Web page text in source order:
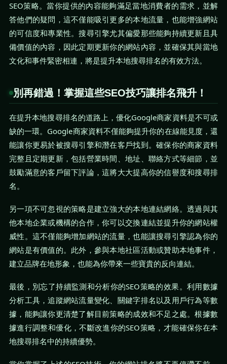
SEO策略。當你提供的內容能夠滿足當地消費者的需求，並解
答他們的疑問，這不僅能吸引更多的本地流量，也能增強網站
的可信度和專業性。搜尋引擎尤其偏愛那些能夠持續更新且具
備價值的內容，因此定期更新你的網站內容，並確保其與當地
文化和事件緊密相連，將是提升本地搜尋排名的有效方法。
別再錯過！掌握這些SEO技巧讓排名飛升！
在提升本地搜尋排名的道路上，優化Google商家資料是不可或
缺的一環。Google商家資料不僅能夠提升你的在線能見度，還
能讓你更易於被搜尋引擎和潛在客戶找到。確保你的商家資料
完整且定期更新，包括營業時間、地址、聯絡方式等細節，並
鼓勵滿意的客戶留下評論，這將大大提高你的信譽度和搜尋排
名。
另一項不可忽視的策略是建立強大的本地連結網絡。透過與其
他本地企業或機構的合作，你可以交換連結並提升你的網站權
威性。這不僅能夠增加網站的流量，也能讓搜尋引擎認為你的
網站是有價值的。此外，參與本地社區活動或贊助本地事件，
建立品牌在地形象，也能為你帶來一些寶貴的反向連結。
最後，別忘了持續監測和分析你的SEO策略的效果。利用數據
分析工具，追蹤網站流量變化、關鍵字排名以及用戶行為等數
據，能夠讓你更清楚了解目前策略的成效和不足之處。根據數
據進行調整和優化，不斷改進你的SEO策略，才能確保你在本
地搜尋排名中的持續優勢。